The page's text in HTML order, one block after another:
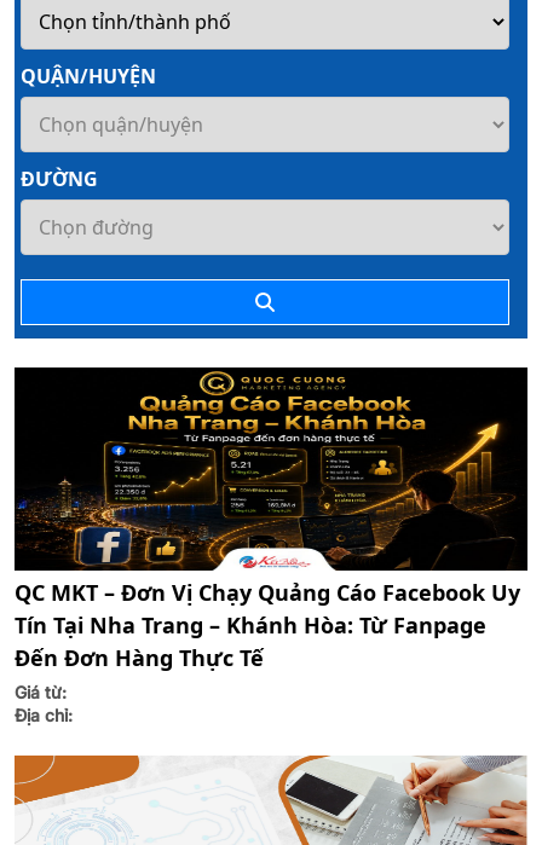
QUẬN/HUYỆN
ĐƯỜNG
QC MKT – Đơn Vị Chạy Quảng Cáo Facebook Uy
Tín Tại Nha Trang – Khánh Hòa: Từ Fanpage
Đến Đơn Hàng Thực Tế
Giá từ:
Địa chỉ: